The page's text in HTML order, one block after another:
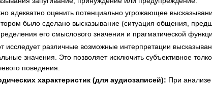
адекватно оценить потенциально угрожающее
было сделано высказывание (ситуация общения,
его смыслового значения и прагматической
исследует различные возможные интерпретации
значения. Это позволяет исключить субъективное
поведения.
характеристик (для аудиозаписей): При